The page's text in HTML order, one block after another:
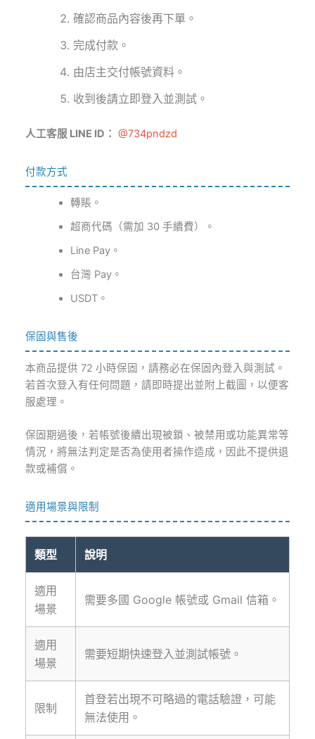
確認商品內容後再下單。
完成付款。
由店主交付帳號資料。
收到後請立即登入並測試。
人工客服 LINE ID： @734pndzd
付款方式
轉賬。
超商代碼（需加 30 手續費）。
Line Pay。
台灣 Pay。
USDT。
保固與售後
本商品提供 72 小時保固，請務必在保固內登入與測試。
若首次登入有任何問題，請即時提出並附上截圖，以便客
服處理。
保固期過後，若帳號後續出現被鎖、被禁用或功能異常等
情況，將無法判定是否為使用者操作造成，因此不提供退
款或補償。
適用場景與限制
類型 說明
適用
場景
需要多國 Google 帳號或 Gmail 信箱。
適用
場景
需要短期快速登入並測試帳號。
限制
首登若出現不可略過的電話驗證，可能
無法使用。